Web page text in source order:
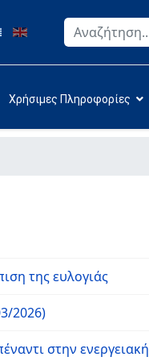
Αναζήτηση
Χρήσιμες Πληροφορίες
της ευλογιάς
2026)
στην ενεργειακή